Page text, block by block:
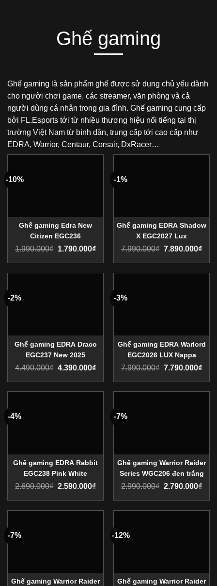
Ghế gaming
Ghế gaming là sản phẩm ghế được sử dụng chủ yếu dành
cho người chơi game, các streamer, văn phòng và cả
người dùng cá nhân trong gia đình. Ghế gaming cung cấp
bởi FL.Esports tới từ nhiều thương hiệu nổi tiếng tại thị
trường Việt Nam từ bình dân, trung cấp tới cao cấp như
EDRA, Warrior, Centaur, Corsair, DxRacer…
-10%
Ghế gaming Edra New
Citizen EGC236
1.990.000₫ 1.790.000₫
-1%
Ghế gaming EDRA Shadow
X EGC2027 Lux
7.990.000₫ 7.890.000₫
-2%
Ghế gaming EDRA Draco
EGC237 New 2025
4.490.000₫ 4.390.000₫
-3%
Ghế gaming EDRA Warlord
EGC2026 LUX Nappa
7.990.000₫ 7.790.000₫
-4%
Ghế gaming EDRA Rabbit
EGC238 Pink White
2.690.000₫ 2.590.000₫
-7%
Ghế gaming Warrior Raider
Series WGC206 đen trắng
2.990.000₫ 2.790.000₫
-7%
Ghế gaming Warrior Raider
-12%
Ghế gaming Warrior Raider